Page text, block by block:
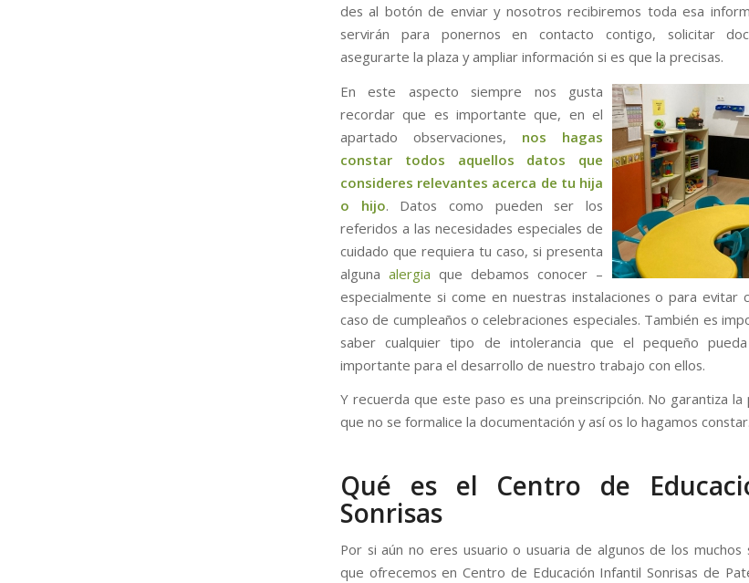
des al botón de enviar y nosotros recibiremos toda esa
servirán para ponernos en contacto contigo, solicitar
asegurarte la plaza y ampliar información si es que la precisas.
En este aspecto siempre nos gusta
recordar que es importante que, en el
apartado observaciones, nos hagas
constar todos aquellos datos que
consideres relevantes acerca de tu hija
o hijo. Datos como pueden ser los
referidos a las necesidades especiales de
cuidado que requiera tu caso, si presenta
alguna alergia que debamos conocer –
especialmente si come en nuestras instalaciones o para evitar
caso de cumpleaños o celebraciones especiales. También es
saber cualquier tipo de intolerancia que el pequeño
importante para el desarrollo de nuestro trabajo con ellos.
Y recuerda que este paso es una preinscripción. No garantiza la
que no se formalice la documentación y así os lo hagamos constar.
Qué es el Centro de
Sonrisas
Por si aún no eres usuario o usuaria de algunos de los muchos
que ofrecemos en Centro de Educación Infantil Sonrisas de